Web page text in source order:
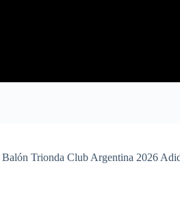
Balón Trionda Club Argentina 2026